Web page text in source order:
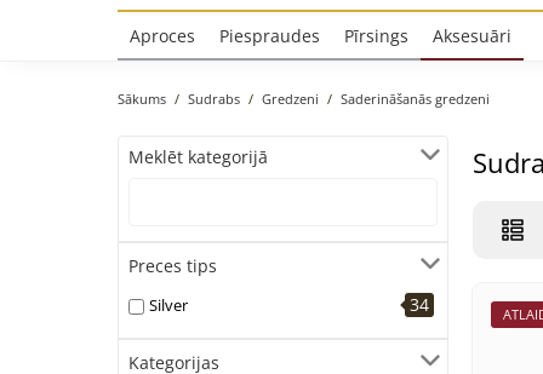
Aproces Piespraudes Pīrsings Aksesuāri
Sākums Sudrabs Gredzeni Saderināšanās gredzeni
Meklēt kategorijā
Preces tips
Silver 34
Kategorijas